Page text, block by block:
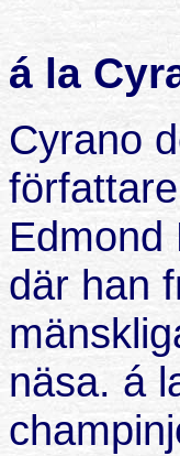
á la
Cyrano
Edmond
där han
näsa. á